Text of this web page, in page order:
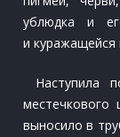
ублюдка и
и куражащейся
Наступила
местечкового
выносило в